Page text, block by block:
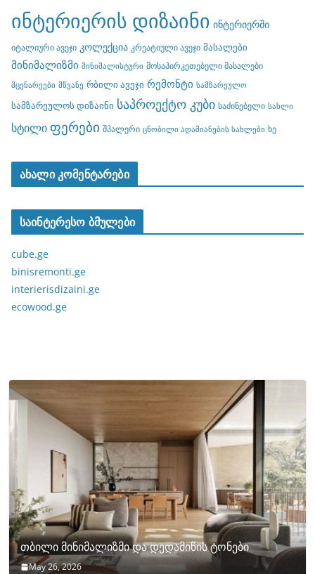
ინტერიერის დიზაინი ინტერიერში
იტალიური ავეჯი კოლექცია კრეატიული ავეჯი მასალები
მინიმალიზმი მინიმალისტური მოსაპირკეთებელი მასალები
მცენარეები მწვანე რბილი ავეჯი რემონტი სამზარეულო
სამზარეულოს დიზაინი საპროექტო კუბი საძინებელი სახლი
სტილი ფერები შპალერი ცნობილი ადამიანების სახლები ხე
ახალი კომენტარები
საინტერესო ბმულები
cube.ge
binisremonti.ge
interierisdizaini.ge
ecowood.ge
თბილი მინიმალიზმი და დედამიწის ტონები
May 26, 2026